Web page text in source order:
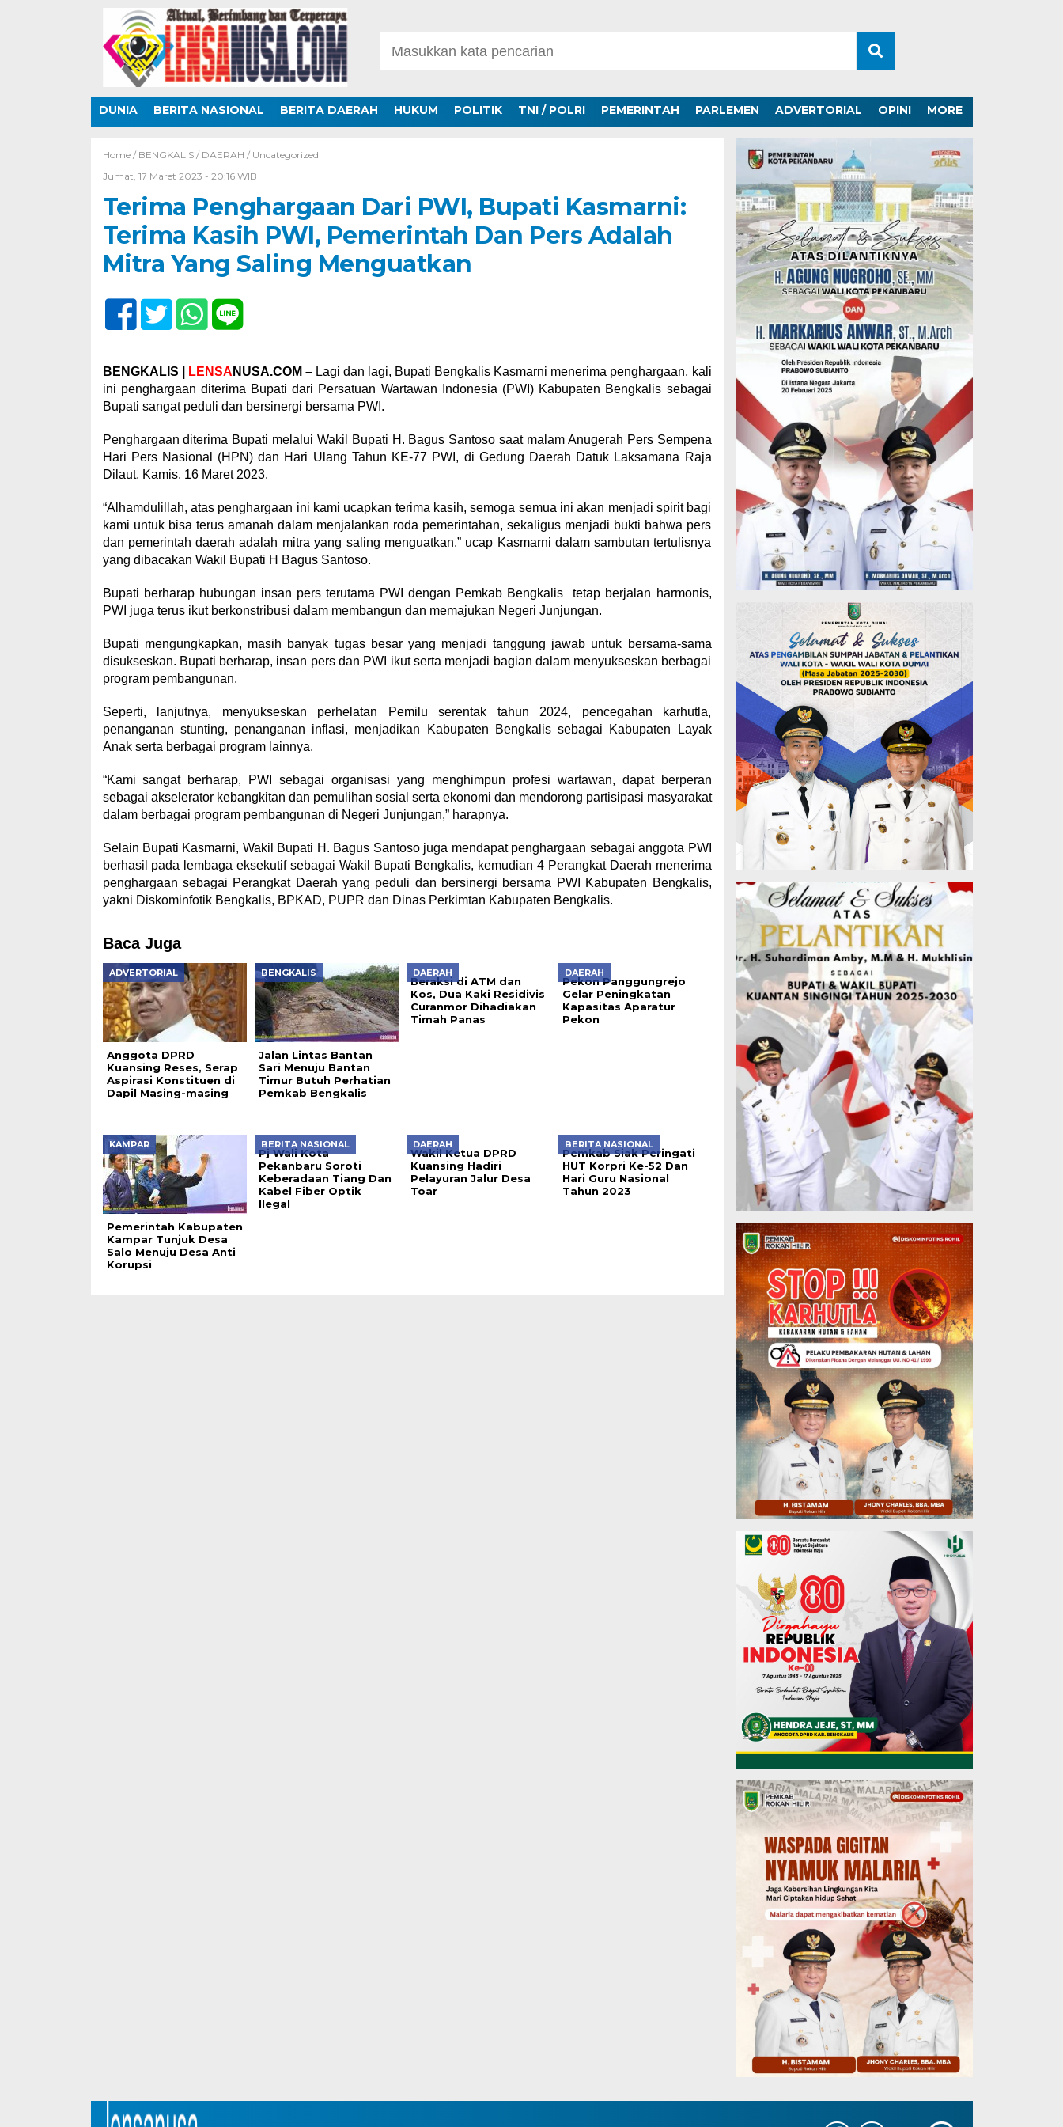
DUNIA BERITA NASIONAL BERITA DAERAH HUKUM POLITIK TNI / POLRI PEMERINTAH PARLEMEN ADVERTORIAL OPINI MORE
Home / BENGKALIS/ DAERAH / Uncategorized
Jumat, 17 Maret 2023 - 20:16 WIB
Terima Penghargaan Dari PWI, Bupati Kasmarni:
Terima Kasih PWI, Pemerintah Dan Pers Adalah
Mitra Yang Saling Menguatkan
BENGKALIS | LENSA NUSA.COM – Lagi dan lagi, Bupati Bengkalis Kasmarni menerima penghargaan, kali
ini penghargaan diterima Bupati dari Persatuan Wartawan Indonesia (PWI) Kabupaten Bengkalis sebagai
Bupati sangat peduli dan bersinergi bersama PWI.
Penghargaan diterima Bupati melalui Wakil Bupati H. Bagus Santoso saat malam Anugerah Pers Sempena
Hari Pers Nasional (HPN) dan Hari Ulang Tahun KE-77 PWI, di Gedung Daerah Datuk Laksamana Raja
Dilaut, Kamis, 16 Maret 2023.
“Alhamdulillah, atas penghargaan ini kami ucapkan terima kasih, semoga semua ini akan menjadi spirit bagi
kami untuk bisa terus amanah dalam menjalankan roda pemerintahan, sekaligus menjadi bukti bahwa pers
dan pemerintah daerah adalah mitra yang saling menguatkan,” ucap Kasmarni dalam sambutan tertulisnya
yang dibacakan Wakil Bupati H Bagus Santoso.
Bupati berharap hubungan insan pers terutama PWI dengan Pemkab Bengkalis tetap berjalan harmonis,
PWI juga terus ikut berkonstribusi dalam membangun dan memajukan Negeri Junjungan.
Bupati mengungkapkan, masih banyak tugas besar yang menjadi tanggung jawab untuk bersama-sama
disukseskan. Bupati berharap, insan pers dan PWI ikut serta menjadi bagian dalam menyukseskan berbagai
program pembangunan.
Seperti, lanjutnya, menyukseskan perhelatan Pemilu serentak tahun 2024, pencegahan karhutla,
penanganan stunting, penanganan inflasi, menjadikan Kabupaten Bengkalis sebagai Kabupaten Layak
Anak serta berbagai program lainnya.
“Kami sangat berharap, PWI sebagai organisasi yang menghimpun profesi wartawan, dapat berperan
sebagai akselerator kebangkitan dan pemulihan sosial serta ekonomi dan mendorong partisipasi masyarakat
dalam berbagai program pembangunan di Negeri Junjungan,” harapnya.
Selain Bupati Kasmarni, Wakil Bupati H. Bagus Santoso juga mendapat penghargaan sebagai anggota PWI
berhasil pada lembaga eksekutif sebagai Wakil Bupati Bengkalis, kemudian 4 Perangkat Daerah menerima
penghargaan sebagai Perangkat Daerah yang peduli dan bersinergi bersama PWI Kabupaten Bengkalis,
yakni Diskominfotik Bengkalis, BPKAD, PUPR dan Dinas Perkimtan Kabupaten Bengkalis.
Baca Juga
ADVERTORIAL
Anggota DPRD
Kuansing Reses, Serap
Aspirasi Konstituen di
Dapil Masing-masing
BENGKALIS
Jalan Lintas Bantan
Sari Menuju Bantan
Timur Butuh Perhatian
Pemkab Bengkalis
DAERAH
Beraksi di ATM dan
Kos, Dua Kaki Residivis
Curanmor Dihadiakan
Timah Panas
DAERAH
Pekon Panggungrejo
Gelar Peningkatan
Kapasitas Aparatur
Pekon
KAMPAR
Pemerintah Kabupaten
Kampar Tunjuk Desa
Salo Menuju Desa Anti
Korupsi
BERITA NASIONAL
Pj Wali Kota
Pekanbaru Soroti
Keberadaan Tiang Dan
Kabel Fiber Optik
Ilegal
DAERAH
Wakil Ketua DPRD
Kuansing Hadiri
Pelayuran Jalur Desa
Toar
BERITA NASIONAL
Pemkab Siak Peringati
HUT Korpri Ke-52 Dan
Hari Guru Nasional
Tahun 2023